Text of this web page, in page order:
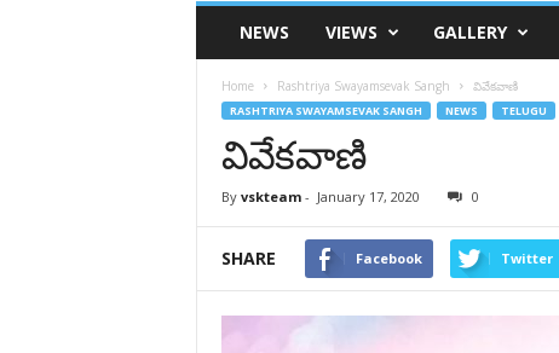
VSK
TelanganaNEWS VIEWS GALLERY
Home Rashtriya Swayamsevak Sangh వివేకవాణి
RASHTRIYA SWAYAMSEVAK SANGH NEWS TELUGU
వివేకవాణి
By vskteam- January 17, 2020 0
SHARE Facebook Twitter